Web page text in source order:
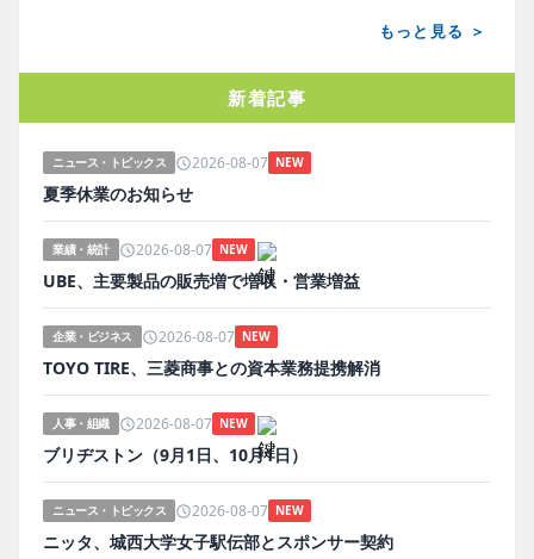
もっと見る ＞
新着記事
ニュース・トピックス 2026-08-07 NEW
夏季休業のお知らせ
業績・統計 2026-08-07 NEW
UBE、主要製品の販売増で増収・営業増益
企業・ビジネス 2026-08-07 NEW
TOYO TIRE、三菱商事との資本業務提携解消
人事・組織 2026-08-07 NEW
ブリヂストン（9月1日、10月1日）
ニュース・トピックス 2026-08-07 NEW
ニッタ、城西大学女子駅伝部とスポンサー契約